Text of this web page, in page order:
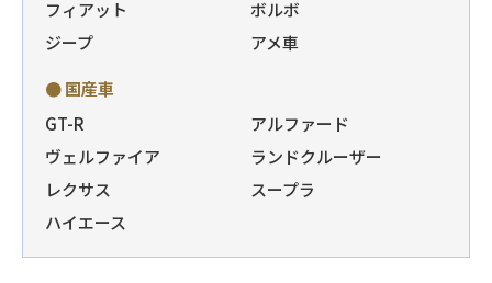
フィアット
ボルボ
ジープ
アメ車
● 国産車
GT-R
アルファード
ヴェルファイア
ランドクルーザー
レクサス
スープラ
ハイエース